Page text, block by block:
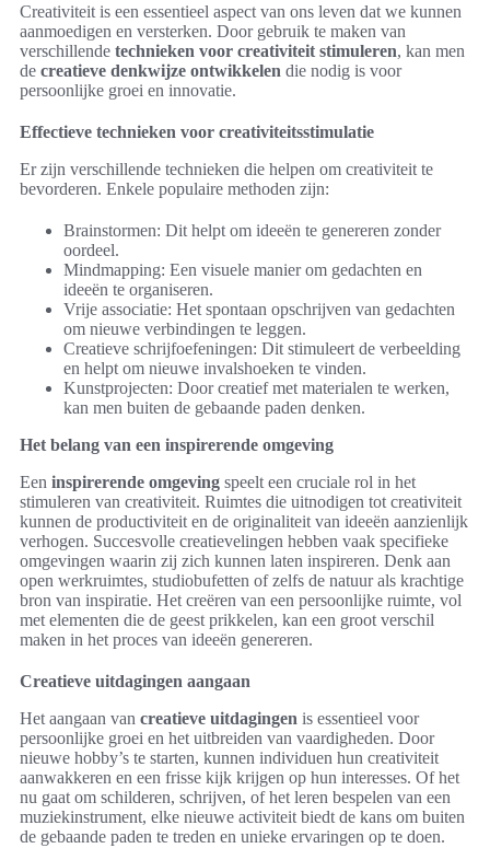
Creativiteit is een essentieel aspect van ons leven dat we kunnen
aanmoedigen en versterken. Door gebruik te maken van
verschillende technieken voor creativiteit stimuleren, kan men
de creatieve denkwijze ontwikkelen die nodig is voor
persoonlijke groei en innovatie.
Effectieve technieken voor creativiteitsstimulatie
Er zijn verschillende technieken die helpen om creativiteit te
bevorderen. Enkele populaire methoden zijn:
Brainstormen: Dit helpt om ideeën te genereren zonder
oordeel.
Mindmapping: Een visuele manier om gedachten en
ideeën te organiseren.
Vrije associatie: Het spontaan opschrijven van gedachten
om nieuwe verbindingen te leggen.
Creatieve schrijfoefeningen: Dit stimuleert de verbeelding
en helpt om nieuwe invalshoeken te vinden.
Kunstprojecten: Door creatief met materialen te werken,
kan men buiten de gebaande paden denken.
Het belang van een inspirerende omgeving
Een inspirerende omgeving speelt een cruciale rol in het
stimuleren van creativiteit. Ruimtes die uitnodigen tot creativiteit
kunnen de productiviteit en de originaliteit van ideeën aanzienlijk
verhogen. Succesvolle creatievelingen hebben vaak specifieke
omgevingen waarin zij zich kunnen laten inspireren. Denk aan
open werkruimtes, studiobufetten of zelfs de natuur als krachtige
bron van inspiratie. Het creëren van een persoonlijke ruimte, vol
met elementen die de geest prikkelen, kan een groot verschil
maken in het proces van ideeën genereren.
Creatieve uitdagingen aangaan
Het aangaan van creatieve uitdagingen is essentieel voor
persoonlijke groei en het uitbreiden van vaardigheden. Door
nieuwe hobby’s te starten, kunnen individuen hun creativiteit
aanwakkeren en een frisse kijk krijgen op hun interesses. Of het
nu gaat om schilderen, schrijven, of het leren bespelen van een
muziekinstrument, elke nieuwe activiteit biedt de kans om buiten
de gebaande paden te treden en unieke ervaringen op te doen.